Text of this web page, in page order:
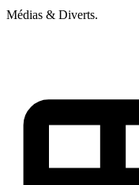
Médias & Diverts.